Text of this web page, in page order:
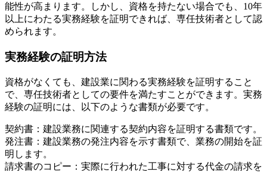
能性が高まります。しかし、資格を持たない場合でも、10年
以上にわたる実務経験を証明できれば、専任技術者として認
められます。
実務経験の証明方法
資格がなくても、建設業に関わる実務経験を証明すること
で、専任技術者としての要件を満たすことができます。実務
経験の証明には、以下のような書類が必要です。
契約書：建設業務に関連する契約内容を証明する書類です。
発注書：建設業務の発注内容を示す書類で、業務の開始を証
明します。
請求書のコピー：実際に行われた工事に対する代金の請求を